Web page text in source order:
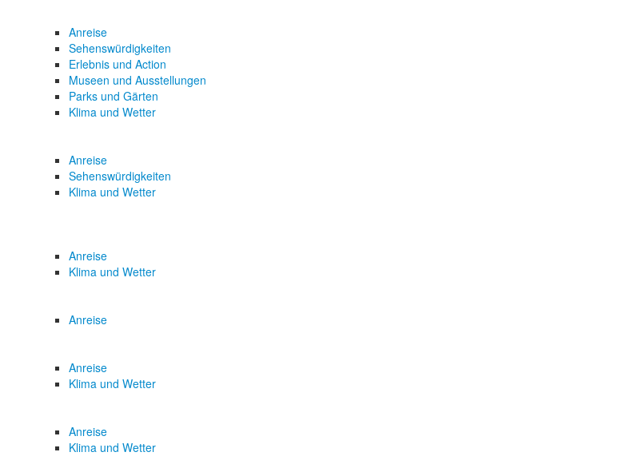
Anreise
Sehenswürdigkeiten
Erlebnis und Action
Museen und Ausstellungen
Parks und Gärten
Klima und Wetter
Anreise
Sehenswürdigkeiten
Klima und Wetter
Anreise
Klima und Wetter
Anreise
Anreise
Klima und Wetter
Anreise
Klima und Wetter